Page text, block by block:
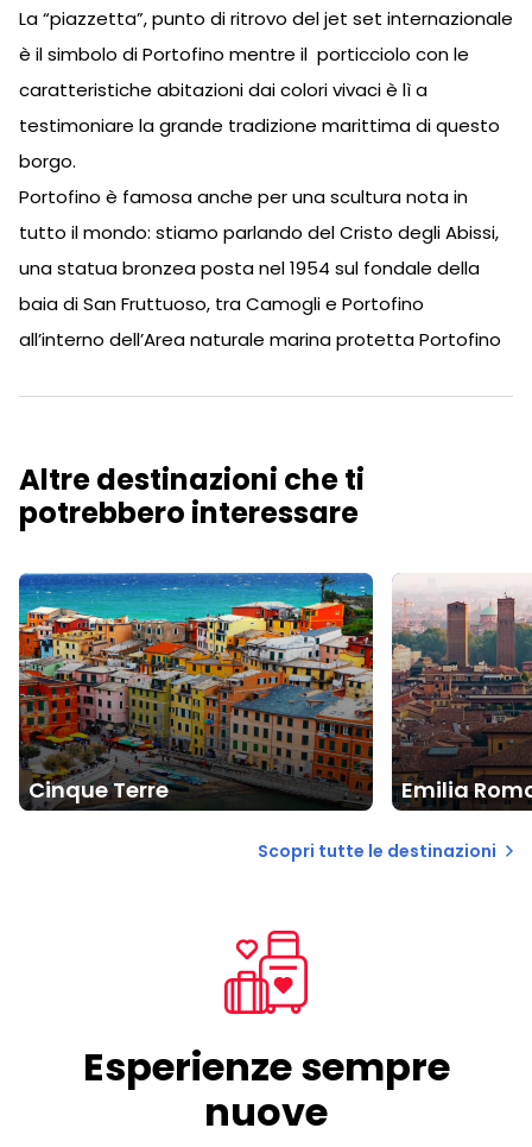
La “piazzetta”, punto di ritrovo del jet set internazionale
è il simbolo di Portofino mentre il porticciolo con le
caratteristiche abitazioni dai colori vivaci è lì a
testimoniare la grande tradizione marittima di questo
borgo.
Portofino è famosa anche per una scultura nota in
tutto il mondo: stiamo parlando del Cristo degli Abissi,
una statua bronzea posta nel 1954 sul fondale della
baia di San Fruttuoso, tra Camogli e Portofino
all’interno dell’Area naturale marina protetta Portofino
Altre destinazioni che ti
potrebbero interessare
Cinque Terre Emilia
Scopri tutte le destinazioni
Esperienze sempre
nuove